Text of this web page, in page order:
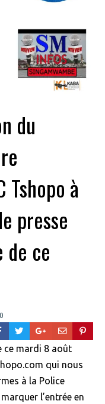
du
Tshopo à
presse
de ce
0
ce mardi 8 août
qui nous
à la Police
l’entrée en